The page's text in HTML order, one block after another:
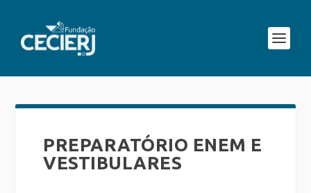
PREPARATÓRIO ENEM E
VESTIBULARES